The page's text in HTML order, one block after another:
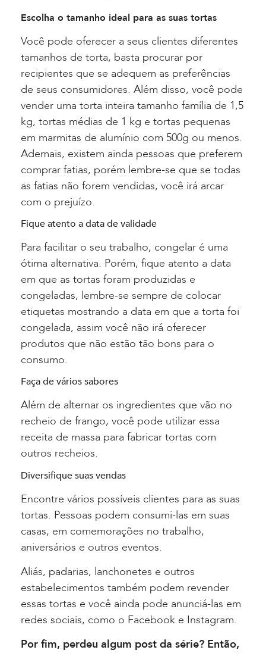
Escolha o tamanho ideal para as suas tortas
Você pode oferecer a seus clientes diferentes
tamanhos de torta, basta procurar por
recipientes que se adequem as preferências
de seus consumidores. Além disso, você pode
vender uma torta inteira tamanho família de 1,5
kg, tortas médias de 1 kg e tortas pequenas
em marmitas de alumínio com 500g ou menos.
Ademais, existem ainda pessoas que preferem
comprar fatias, porém lembre-se que se todas
as fatias não forem vendidas, você irá arcar
com o prejuízo.
Fique atento a data de validade
Para facilitar o seu trabalho, congelar é uma
ótima alternativa. Porém, fique atento a data
em que as tortas foram produzidas e
congeladas, lembre-se sempre de colocar
etiquetas mostrando a data em que a torta foi
congelada, assim você não irá oferecer
produtos que não estão tão bons para o
consumo.
Faça de vários sabores
Além de alternar os ingredientes que vão no
recheio de frango, você pode utilizar essa
receita de massa para fabricar tortas com
outros recheios.
Diversifique suas vendas
Encontre vários possíveis clientes para as suas
tortas. Pessoas podem consumi-las em suas
casas, em comemorações no trabalho,
aniversários e outros eventos.
Aliás, padarias, lanchonetes e outros
estabelecimentos também podem revender
essas tortas e você ainda pode anunciá-las em
redes sociais, como o Facebook e Instagram.
Por fim, perdeu algum post da série? Então,